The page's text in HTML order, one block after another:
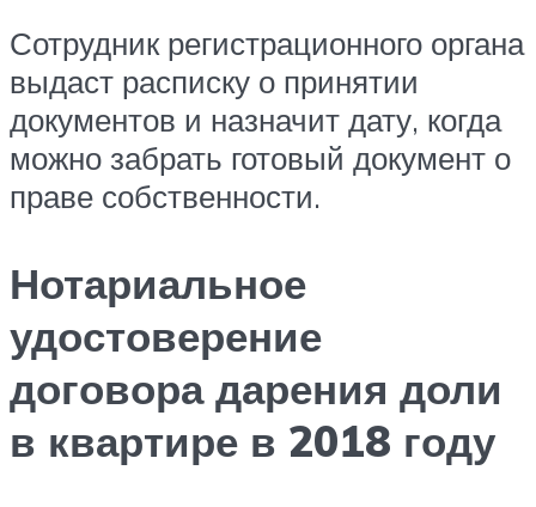
Сотрудник регистрационного органа
выдаст расписку о принятии
документов и назначит дату, когда
можно забрать готовый документ о
праве собственности.
Нотариальное
удостоверение
договора дарения доли
в квартире в 2018 году